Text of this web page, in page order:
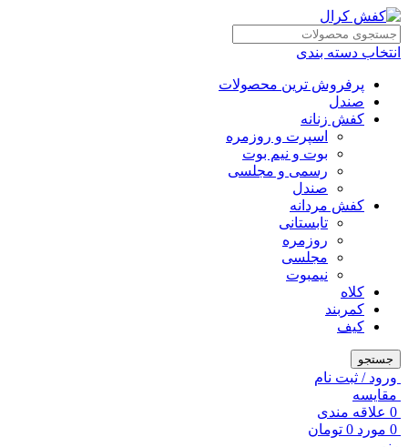
انتخاب دسته بندی
پرفروش ترین محصولات
صندل
کفش زنانه
اسپرت و روزمره
بوت و نیم بوت
رسمی و مجلسی
صندل
کفش مردانه
تابستانی
روزمره
مجلسی
نیمبوت
کلاه
کمربند
کیف
جستجو
ورود / ثبت نام
مقايسه
0 علاقه مندی
0 مورد 0 تومان